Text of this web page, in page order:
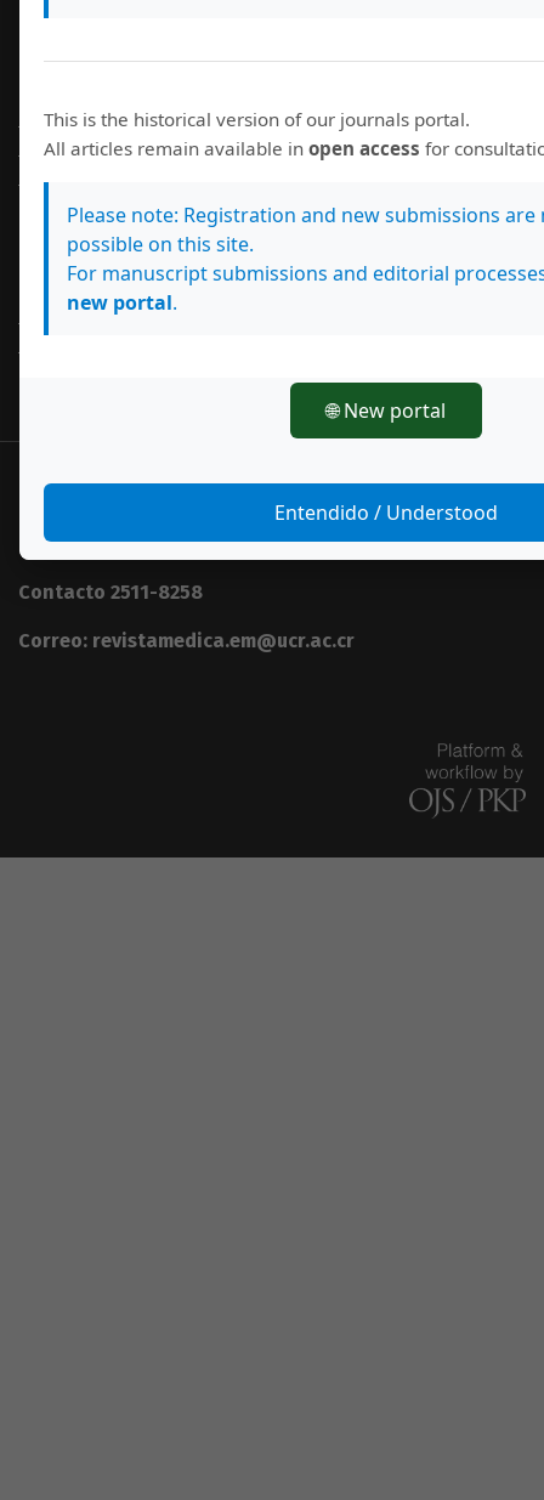
Información
Para lectores/as
Para autores/as
Para bibliotecarios/as
Idioma
English
Revista Médica Escuela de Medicina
Universidad de Costa Rica, Sede Rodrigo Facio
Contacto 2511-8258
Correo: revistamedica.em@ucr.ac.cr
This is the historical version of our journals portal.
All articles remain available in open access for
Please note: Registration and new submissions
possible on this site.
For manuscript submissions and editorial
new portal.
🌐 New portal
Entendido / Understood